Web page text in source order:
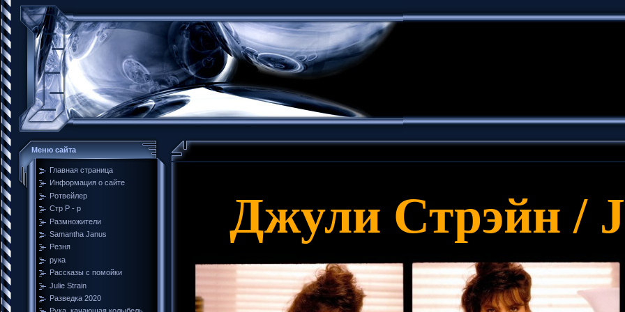
Меню сайта
Главная страница
Информация о сайте
Ротвейлер
Стр Р - р
Размножители
Samantha Janus
Резня
рука
Рассказы с помойки
Julie Strain
Разведка 2020
Джули Стрэйн /